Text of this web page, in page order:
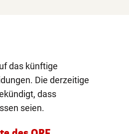
das künftige
Die derzeitige
dass
seien.